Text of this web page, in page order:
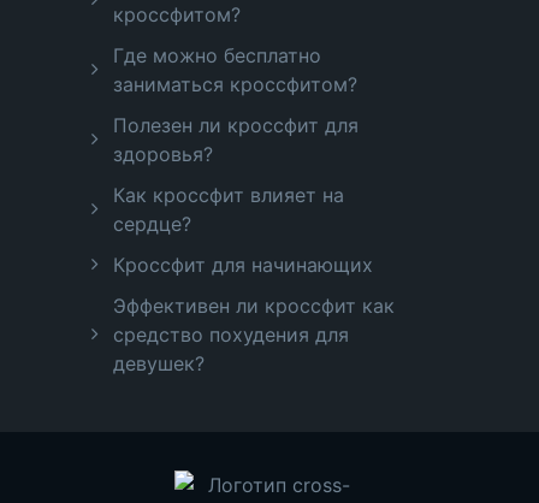
кроссфитом?
Где можно бесплатно
заниматься кроссфитом?
Полезен ли кроссфит для
здоровья?
Как кроссфит влияет на
сердце?
Кроссфит для начинающих
Эффективен ли кроссфит как
средство похудения для
девушек?